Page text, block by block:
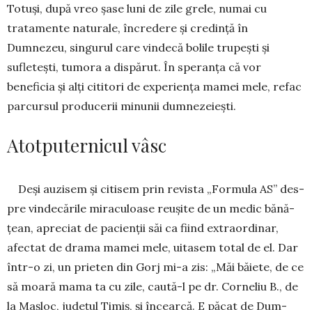
Totuşi, după vreo şase luni de zile grele, numai cu
tratamente naturale, în­cre­dere şi credinţă în
Dumnezeu, singurul care vindecă bolile tru­peşti şi
sufleteşti, tumora a dispărut. În speranța că vor
beneficia și alți cititori de ex­periența mamei mele, refac
parcursul producerii minunii dumne­ze­ieşti.
Atotputernicul vâsc
Deşi auzisem şi citisem prin revista „Formula AS” des­
pre vindecările miraculoase reuşite de un medic bă­nă­
țean, apreciat de pacienţii săi ca fiind extraor­dinar,
afec­tat de drama mamei mele, uitasem total de el. Dar
într-o zi, un prieten din Gorj mi-a zis: „Măi băiete, de ce
să moară mama ta cu zile, caută-l pe dr. Cor­neliu B., de
la Maşloc, judeţul Timiş, şi în­cearcă. E păcat de Dum­